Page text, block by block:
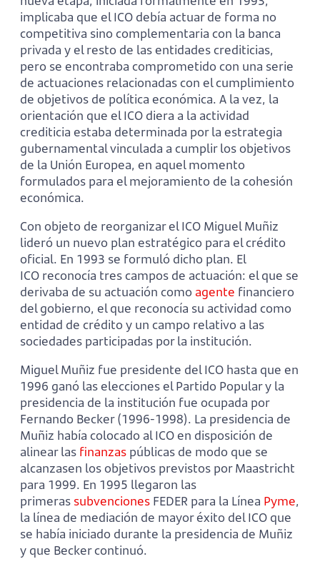
implicaba que el ICO debía actuar de forma no
competitiva sino complementaria con la banca
privada y el resto de las entidades crediticias,
pero se encontraba comprometido con una serie
de actuaciones relacionadas con el cumplimiento
de objetivos de política económica. A la vez, la
orientación que el ICO diera a la actividad
crediticia estaba determinada por la estrategia
gubernamental vinculada a cumplir los objetivos
de la Unión Europea, en aquel momento
formulados para el mejoramiento de la cohesión
económica.
Con objeto de reorganizar el ICO Miguel Muñiz
lideró un nuevo plan estratégico para el crédito
oficial. En 1993 se formuló dicho plan. El
ICO reconocía tres campos de actuación: el que se
derivaba de su actuación como agente financiero
del gobierno, el que reconocía su actividad como
entidad de crédito y un campo relativo a las
sociedades participadas por la institución.
Miguel Muñiz fue presidente del ICO hasta que en
1996 ganó las elecciones el Partido Popular y la
presidencia de la institución fue ocupada por
Fernando Becker (1996-1998). La presidencia de
Muñiz había colocado al ICO en disposición de
alinear las finanzas públicas de modo que se
alcanzasen los objetivos previstos por Maastricht
para 1999. En 1995 llegaron las
primeras subvenciones FEDER para la Línea Pyme,
la línea de mediación de mayor éxito del ICO que
se había iniciado durante la presidencia de Muñiz
y que Becker continuó.